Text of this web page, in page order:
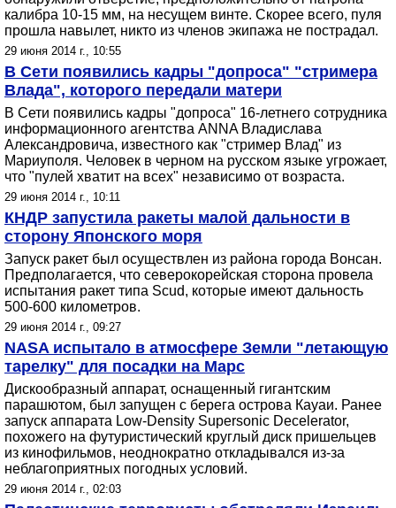
калибра 10-15 мм, на несущем винте. Скорее всего, пуля
прошла навылет, никто из членов экипажа не пострадал.
29 июня 2014 г., 10:55
В Сети появились кадры "допроса" "стримера
Влада", которого передали матери
В Сети появились кадры "допроса" 16-летнего сотрудника
информационного агентства ANNA Владислава
Александровича, известного как "стример Влад" из
Мариуполя. Человек в черном на русском языке угрожает,
что "пулей хватит на всех" независимо от возраста.
29 июня 2014 г., 10:11
КНДР запустила ракеты малой дальности в
сторону Японского моря
Запуск ракет был осуществлен из района города Вонсан.
Предполагается, что северокорейская сторона провела
испытания ракет типа Scud, которые имеют дальность
500-600 километров.
29 июня 2014 г., 09:27
NASA испытало в атмосфере Земли "летающую
тарелку" для посадки на Марс
Дискообразный аппарат, оснащенный гигантским
парашютом, был запущен с берега острова Кауаи. Ранее
запуск аппарата Low-Density Supersonic Decelerator,
похожего на футуристический круглый диск пришельцев
из кинофильмов, неоднократно откладывался из-за
неблагоприятных погодных условий.
29 июня 2014 г., 02:03